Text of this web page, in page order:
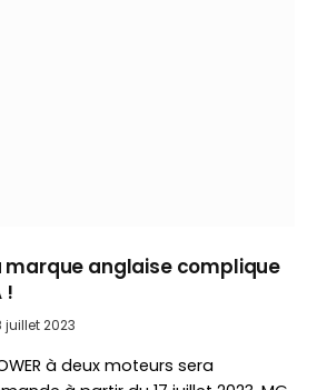
marque anglaise complique
!
juillet 2023
à deux moteurs sera